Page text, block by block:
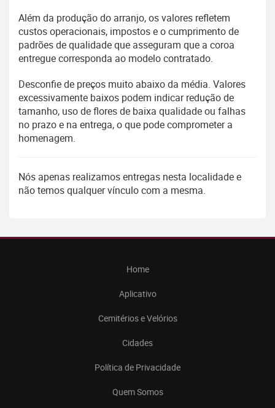
Além da produção do arranjo, os valores refletem
custos operacionais, impostos e o cumprimento de
padrões de qualidade que asseguram que a coroa
entregue corresponda ao modelo contratado.
Desconfie de preços muito abaixo da média. Valores
excessivamente baixos podem indicar redução de
tamanho, uso de flores de baixa qualidade ou falhas
no prazo e na entrega, o que pode comprometer a
homenagem.
Nós apenas realizamos entregas nesta localidade e
não temos qualquer vínculo com a mesma.
Home
Aplicativo
Cemitérios e Velórios
Cidades
Política de Privacidade
Quem Somos